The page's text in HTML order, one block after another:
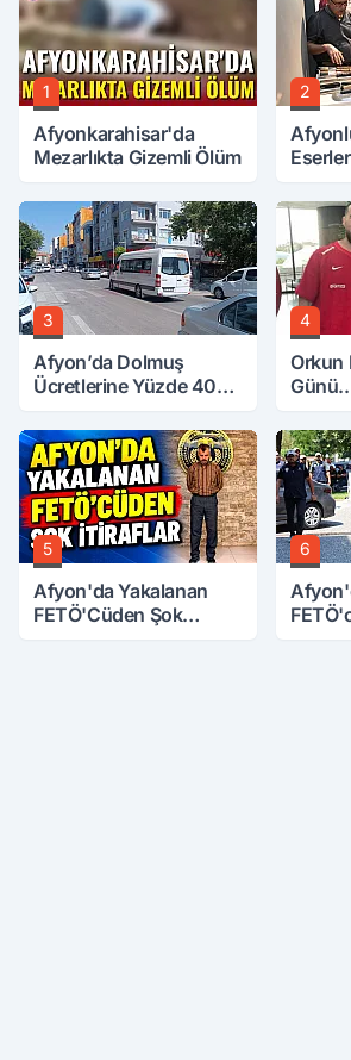
1
Afyonkarahisar'da
Mezarlıkta Gizemli Ölüm
2
3
Afyon’da Dolmuş
Ücretlerine Yüzde 40
4
Orkun
5
Afyon'da Yakalanan
FETÖ'Cüden Şok
6